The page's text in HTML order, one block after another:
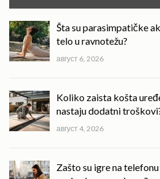
Šta su parasimpatičke
telo u ravnotežu?
август 6, 2026
Koliko zaista košta
nastaju dodatni
август 4, 2026
Zašto su igre na